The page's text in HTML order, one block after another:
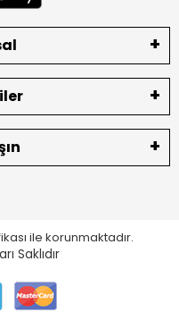
ile korunmaktadır.
Saklıdır